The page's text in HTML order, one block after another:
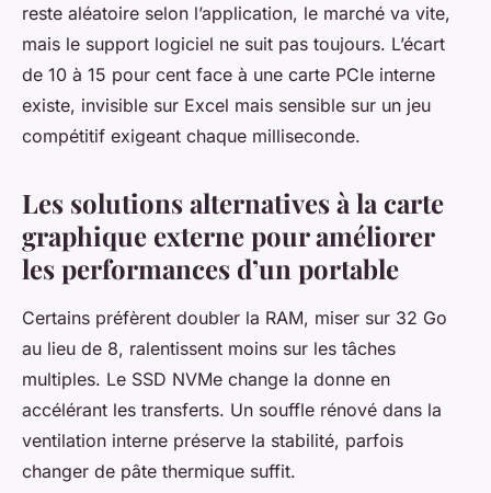
reste aléatoire selon l’application, le marché va vite,
mais le support logiciel ne suit pas toujours. L’écart
de 10 à 15 pour cent face à une carte PCIe interne
existe, invisible sur Excel mais sensible sur un jeu
compétitif exigeant chaque milliseconde.
Les solutions alternatives à la carte
graphique externe pour améliorer
les performances d’un portable
Certains préfèrent doubler la RAM, miser sur 32 Go
au lieu de 8, ralentissent moins sur les tâches
multiples. Le SSD NVMe change la donne en
accélérant les transferts. Un souffle rénové dans la
ventilation interne préserve la stabilité, parfois
changer de pâte thermique suffit.